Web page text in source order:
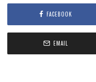
FACEBOOK
EMAIL